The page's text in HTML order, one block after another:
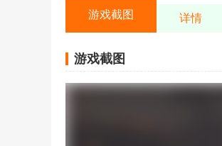
游戏截图 详情
游戏截图